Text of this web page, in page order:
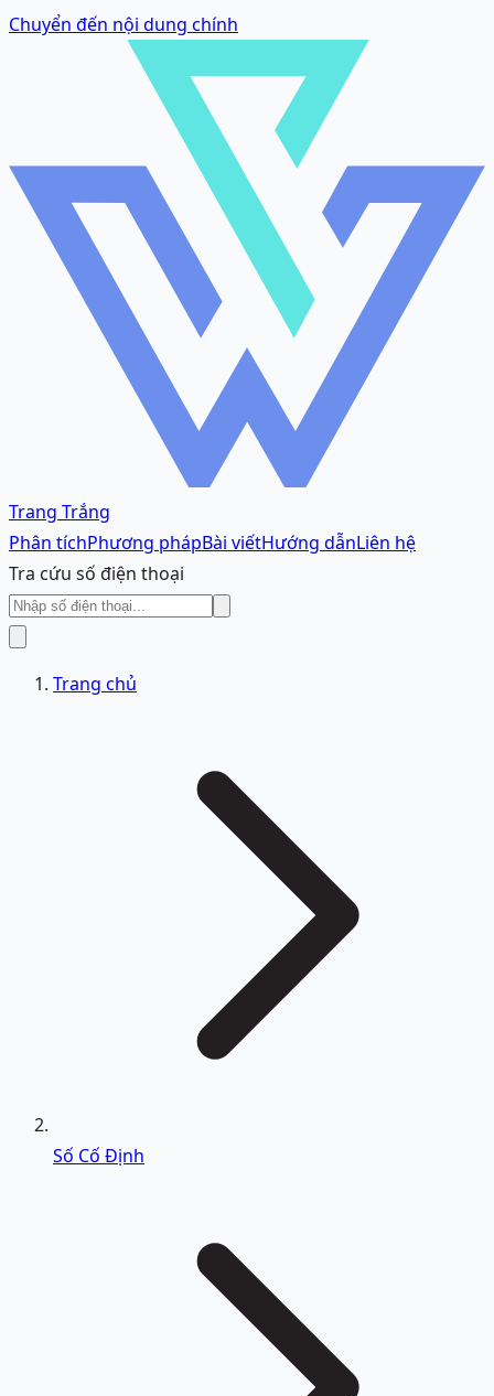
Chuyển đến nội dung chính
Trang Trắng
Phân tíchPhương phápBài viếtHướng dẫnLiên hệ
Tra cứu số điện thoại
Trang chủ
Số Cố Định